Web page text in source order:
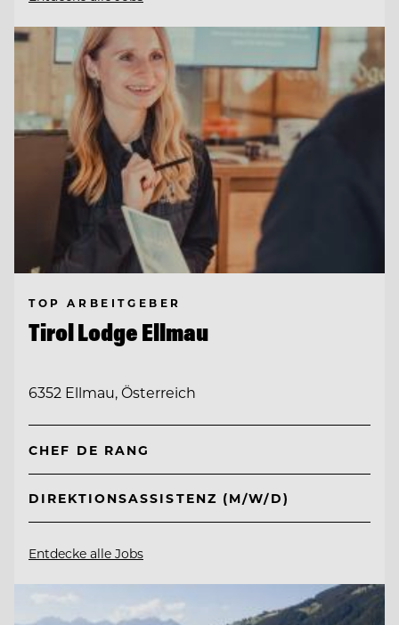
TOP ARBEITGEBER
Tirol Lodge Ellmau
6352 Ellmau, Österreich
CHEF DE RANG
DIREKTIONSASSISTENZ (M/W/D)
Entdecke alle Jobs